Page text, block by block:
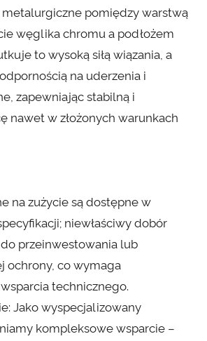
pomiędzy warstwą
węglika chromu a podłożem
to wysoką siłą wiązania, a
na uderzenia i
zapewniając stabilną i
nawet w złożonych warunkach
na zużycie są dostępne w
niewłaściwy dobór
przeinwestowania lub
ochrony, co wymaga
technicznego.
Jako wyspecjalizowany
kompleksowe wsparcie –